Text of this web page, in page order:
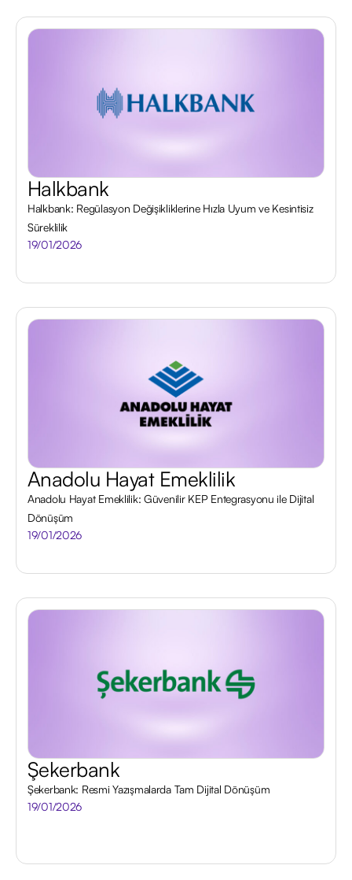
Halkbank
Halkbank: Regülasyon Değişikliklerine Hızla Uyum ve Kesintisiz
Süreklilik
19/01/2026
Anadolu Hayat Emeklilik
Anadolu Hayat Emeklilik: Güvenilir KEP Entegrasyonu ile Dijital
Dönüşüm
19/01/2026
Şekerbank
Şekerbank: Resmi Yazışmalarda Tam Dijital Dönüşüm
19/01/2026